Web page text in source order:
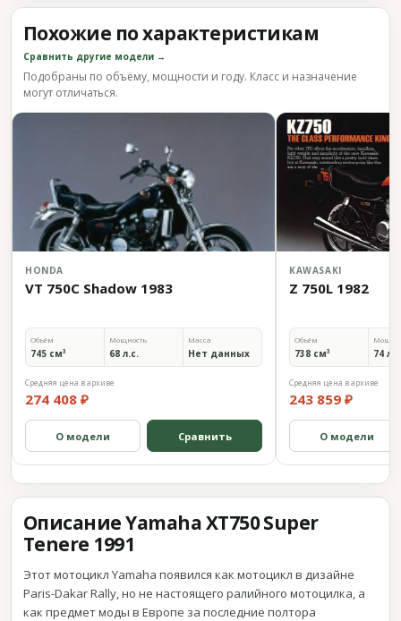
Похожие по характеристикам
Сравнить другие модели →
Подобраны по объёму, мощности и году. Класс и назначение
могут отличаться.
HONDA
VT 750C Shadow 1983
Объём
745 см³
Мощность
68 л.с.
Масса
Нет данных
Средняя цена в архиве
274 408 ₽
О модели Сравнить
KAWASAKI
Z 750L 1982
Объём
738 см³ 74
Средняя цена в архиве
243 859 ₽
О модели
Описание Yamaha XT750 Super
Tenere 1991
Этот мотоцикл Yamaha появился как мотоцикл в дизайне
Paris-Dakar Rally, но не настоящего ралийного мотоцилка, а
как предмет моды в Европе за последние полтора